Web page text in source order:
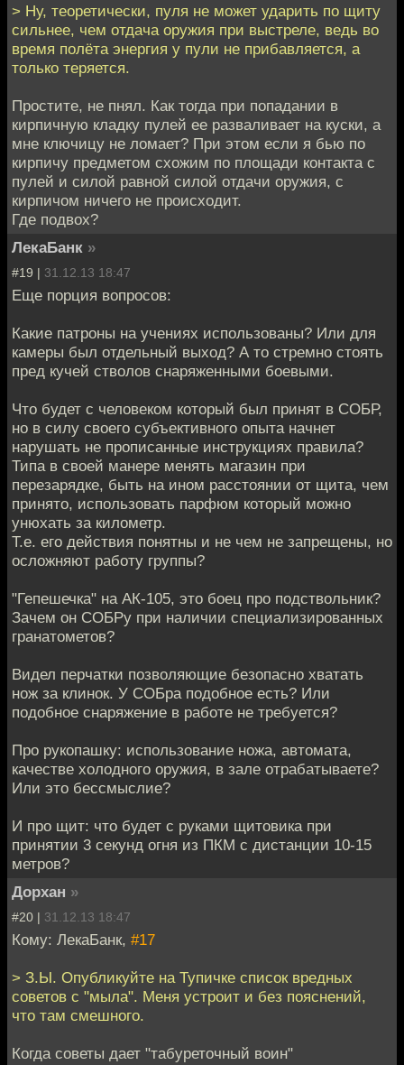
> Ну, теоретически, пуля не может ударить по щиту
сильнее, чем отдача оружия при выстреле, ведь во
время полёта энергия у пули не прибавляется, а
только теряется.
Простите, не пнял. Как тогда при попадании в
кирпичную кладку пулей ее разваливает на куски, а
мне ключицу не ломает? При этом если я бью по
кирпичу предметом схожим по площади контакта с
пулей и силой равной силой отдачи оружия, с
кирпичом ничего не происходит.
Где подвох?
ЛекаБанк »
#19 | 31.12.13 18:47
Еще порция вопросов:
Какие патроны на учениях использованы? Или для
камеры был отдельный выход? А то стремно стоять
пред кучей стволов снаряженными боевыми.
Что будет с человеком который был принят в СОБР,
но в силу своего субъективного опыта начнет
нарушать не прописанные инструкциях правила?
Типа в своей манере менять магазин при
перезарядке, быть на ином расстоянии от щита, чем
принято, использовать парфюм который можно
унюхать за километр.
Т.е. его действия понятны и не чем не запрещены, но
осложняют работу группы?
"Гепешечка" на АК-105, это боец про подствольник?
Зачем он СОБРу при наличии специализированных
гранатометов?
Видел перчатки позволяющие безопасно хватать
нож за клинок. У СОБра подобное есть? Или
подобное снаряжение в работе не требуется?
Про рукопашку: использование ножа, автомата,
качестве холодного оружия, в зале отрабатываете?
Или это бессмыслие?
И про щит: что будет с руками щитовика при
принятии 3 секунд огня из ПКМ с дистанции 10-15
метров?
Дорхан »
#20 | 31.12.13 18:47
Кому: ЛекаБанк, #17
> З.Ы. Опубликуйте на Тупичке список вредных
советов с "мыла". Меня устроит и без пояснений,
что там смешного.
Когда советы дает "табуреточный воин"